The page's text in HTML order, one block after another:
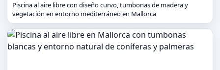
Piscina al aire libre con diseño curvo, tumbonas de madera y
vegetación en entorno mediterráneo en Mallorca